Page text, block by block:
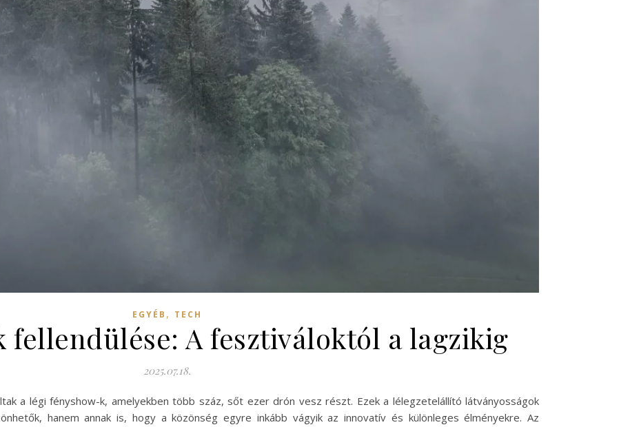
EGYÉB , TECH
fellendülése: A fesztiváloktól a lagzikig
2025.07.18.
a légi fényshow-k, amelyekben több száz, sőt ezer drón vesz részt. Ezek a lélegzetelállító látványosságok
hanem annak is, hogy a közönség egyre inkább vágyik az innovatív és különleges élményekre. Az